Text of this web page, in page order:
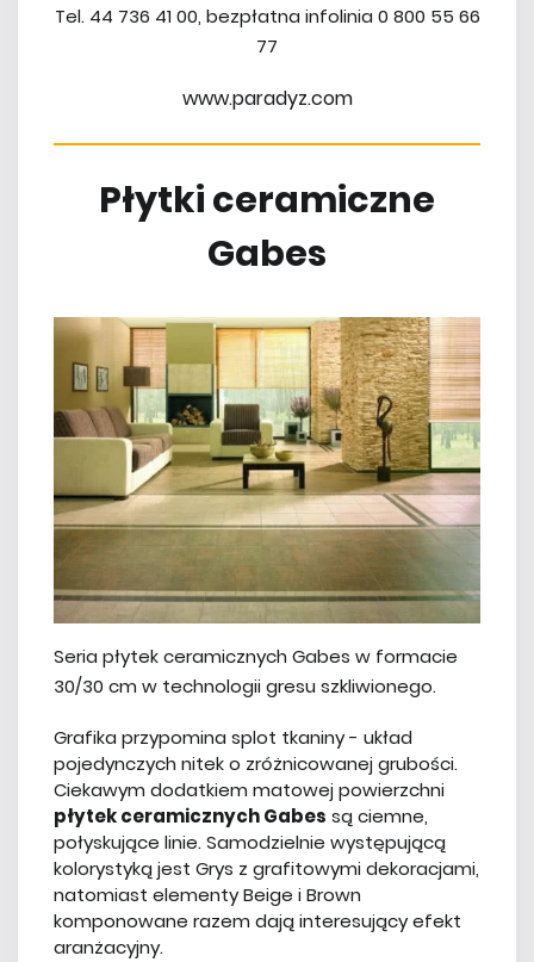
Tel. 44 736 41 00, bezpłatna infolinia 0 800 55 66
77
www.paradyz.com
Płytki ceramiczne
Gabes
Seria płytek ceramicznych Gabes w formacie
30/30 cm w technologii gresu szkliwionego.
Grafika przypomina splot tkaniny - układ
pojedynczych nitek o zróżnicowanej grubości.
Ciekawym dodatkiem matowej powierzchni
płytek ceramicznych Gabes są ciemne,
połyskujące linie. Samodzielnie występującą
kolorystyką jest Grys z grafitowymi dekoracjami,
natomiast elementy Beige i Brown
komponowane razem dają interesujący efekt
aranżacyjny.